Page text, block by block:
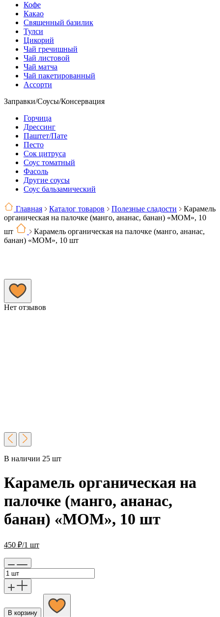
Кофе
Какао
Священный базилик
Тулси
Цикорий
Чай гречишный
Чай листовой
Чай матча
Чай пакетированный
Ассорти
Заправки/Соусы/Консервация
Горчица
Дрессинг
Паштет/Пате
Песто
Сок цитруса
Соус томатный
Фасоль
Другие соусы
Соус бальзамический
Главная Каталог товаров Полезные сладости
Карамель
органическая на палочке (манго, ананас, банан) «MOM», 10
шт
Карамель органическая на палочке (манго, ананас,
банан) «MOM», 10 шт
Нет отзывов
В наличии 25 шт
Карамель органическая на
палочке (манго, ананас,
банан) «MOM», 10 шт
450 ₽/1 шт
В корзину